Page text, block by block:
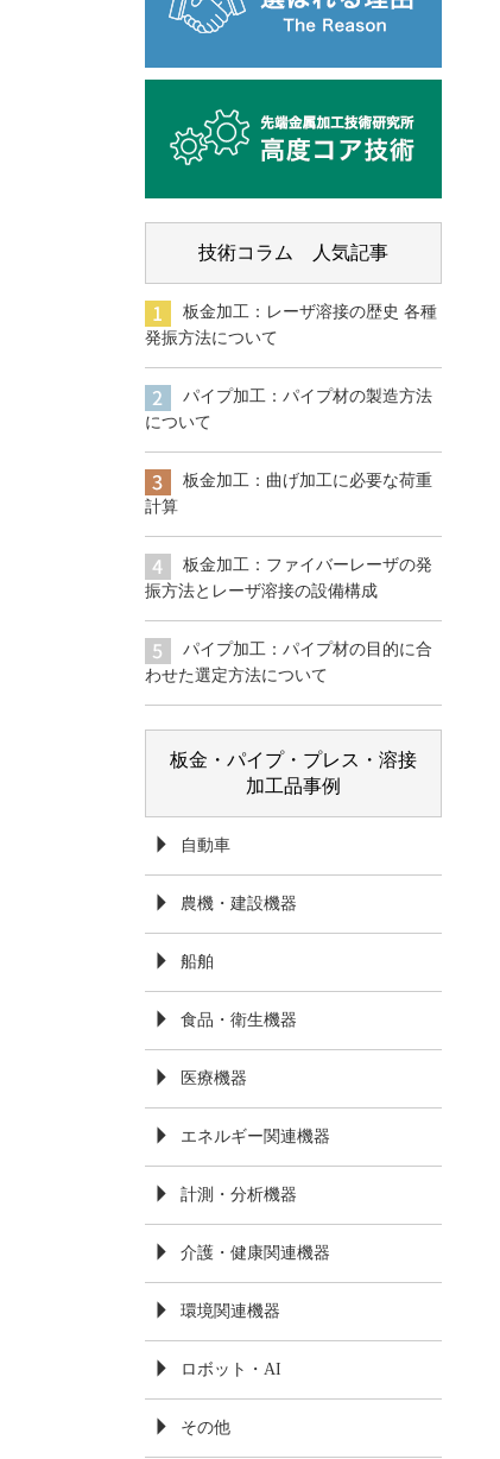
技術コラム 人気記事
板金加工：レーザ溶接の歴史 各種
発振方法について
パイプ加工：パイプ材の製造方法
について
板金加工：曲げ加工に必要な荷重
計算
板金加工：ファイバーレーザの発
振方法とレーザ溶接の設備構成
パイプ加工：パイプ材の目的に合
わせた選定方法について
板金・パイプ・プレス・溶接
加工品事例
自動車
農機・建設機器
船舶
食品・衛生機器
医療機器
エネルギー関連機器
計測・分析機器
介護・健康関連機器
環境関連機器
ロボット・AI
その他